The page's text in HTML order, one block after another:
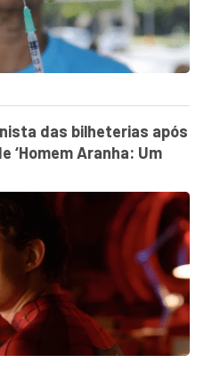
das bilheterias após
‘Homem Aranha: Um